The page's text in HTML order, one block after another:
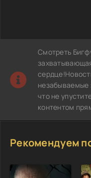
Смотреть
что не
контентом
Рекомендуем